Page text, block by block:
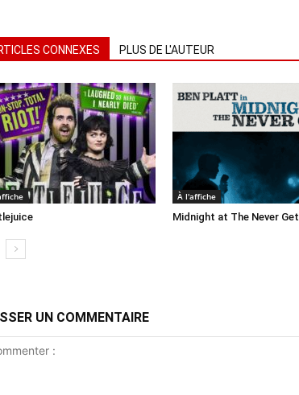
CONNEXES PLUS DE L'AUTEUR
À l'affiche
Midnight at The Never Get
UN COMMENTAIRE